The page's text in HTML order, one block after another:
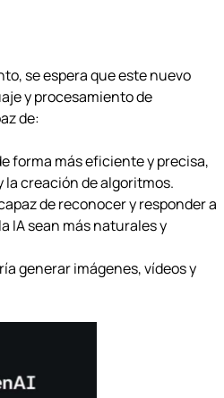
se espera que este nuevo
y procesamiento de
de:
forma más eficiente y precisa,
la creación de algoritmos.
de reconocer y responder a
IA sean más naturales y
generar imágenes, vídeos y